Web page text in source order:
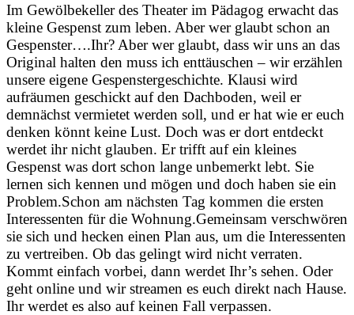
Im Gewölbekeller des Theater im Pädagog erwacht das
kleine Gespenst zum leben. Aber wer glaubt schon an
Gespenster….Ihr? Aber wer glaubt, dass wir uns an das
Original halten den muss ich enttäuschen – wir erzählen
unsere eigene Gespenstergeschichte. Klausi wird
aufräumen geschickt auf den Dachboden, weil er
demnächst vermietet werden soll, und er hat wie er euch
denken könnt keine Lust. Doch was er dort entdeckt
werdet ihr nicht glauben. Er trifft auf ein kleines
Gespenst was dort schon lange unbemerkt lebt. Sie
lernen sich kennen und mögen und doch haben sie ein
Problem.Schon am nächsten Tag kommen die ersten
Interessenten für die Wohnung.Gemeinsam verschwören
sie sich und hecken einen Plan aus, um die Interessenten
zu vertreiben. Ob das gelingt wird nicht verraten.
Kommt einfach vorbei, dann werdet Ihr’s sehen. Oder
geht online und wir streamen es euch direkt nach Hause.
Ihr werdet es also auf keinen Fall verpassen.